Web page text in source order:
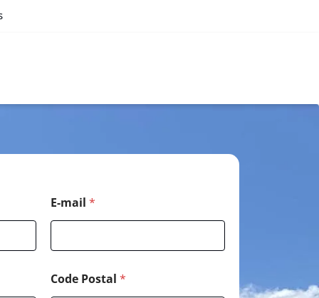
E-mail *
Code Postal *